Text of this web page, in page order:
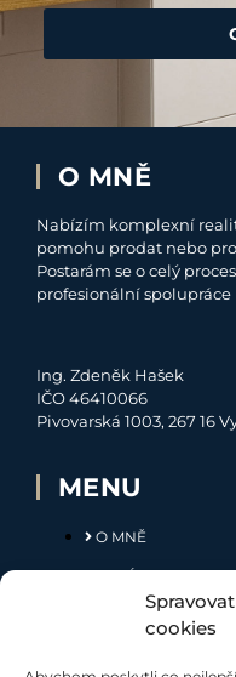
cookies
O MNĚ
Nabízím komplexní
pomohu prodat nebo
Postarám se o celý
profesionální spolupráce
Ing. Zdeněk Hašek
IČO 46410066
Pivovarská 1003, 267 16
MENU
O MNĚ
NABÍDKA
MOJE SLUŽBY